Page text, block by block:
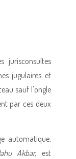
jurisconsultes
jugulaires et
sauf l'ongle
par ces deux
automatique,
Akbar, est